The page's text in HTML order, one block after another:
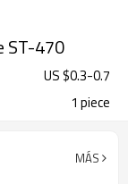
ST-470
US $0.3-0.7
1 piece
MÁS